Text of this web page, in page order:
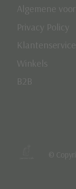
Algemene
Privacy Policy
Klantenservice
Winkels
B2B
©